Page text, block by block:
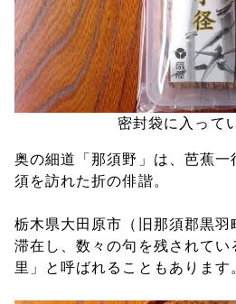
密封袋に入って
奥の細道「那須野」は、芭蕉一
須を訪れた折の俳諧。
栃木県大田原市（旧那須郡黒羽
滞在し、数々の句を残されてい
里」と呼ばれることもあります